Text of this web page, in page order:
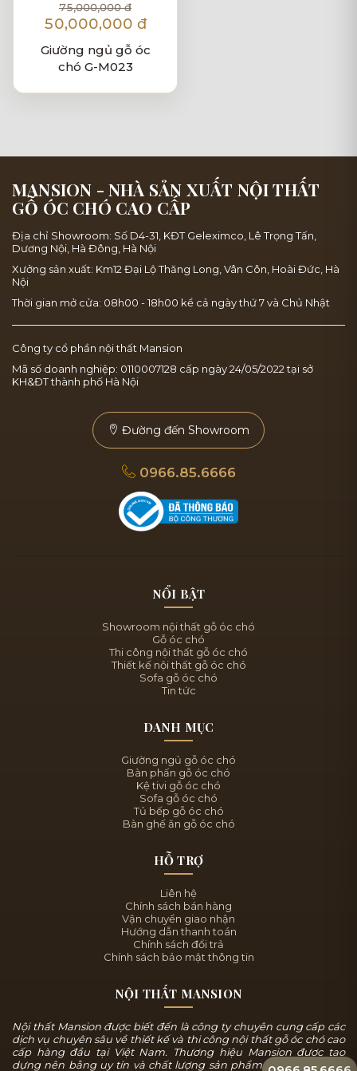
75,000,000 đ
50,000,000 đ
Giường ngủ gỗ óc
chó G-M023
MANSION - NHÀ SẢN XUẤT NỘI THẤT
GỖ ÓC CHÓ CAO CẤP
Địa chỉ Showroom: Số D4-31, KĐT Geleximco, Lê Trọng Tấn,
Dương Nội, Hà Đông, Hà Nội
Xưởng sản xuất: Km12 Đại Lộ Thăng Long, Vân Côn, Hoài Đức, Hà
Nội
Thời gian mở cửa: 08h00 - 18h00 kể cả ngày thứ 7 và Chủ Nhật
Công ty cổ phần nội thất Mansion
Mã số doanh nghiệp: 0110007128 cấp ngày 24/05/2022 tại sở
KH&ĐT thành phố Hà Nội
Đường đến Showroom
0966.85.6666
NỔI BẬT
Showroom nội thất gỗ óc chó
Gỗ óc chó
Thi công nội thất gỗ óc chó
Thiết kế nội thất gỗ óc chó
Sofa gỗ óc chó
Tin tức
DANH MỤC
Giường ngủ gỗ óc chó
Bàn phấn gỗ óc chó
Kệ tivi gỗ óc chó
Sofa gỗ óc chó
Tủ bếp gỗ óc chó
Bàn ghế ăn gỗ óc chó
HỖ TRỢ
Liên hệ
Chính sách bán hàng
Vận chuyển giao nhận
Hướng dẫn thanh toán
Chính sách đổi trả
Chính sách bảo mật thông tin
NỘI THẤT MANSION
Nội thất Mansion được biết đến là công ty chuyên cung cấp các
dịch vụ chuyên sâu về thiết kế và thi công nội thất gỗ óc chó cao
cấp hàng đầu tại Việt Nam. Thương hiệu Mansion được tạo
dựng nên bằng uy tín và chất lượng sản phẩm, chúng tôi luôn